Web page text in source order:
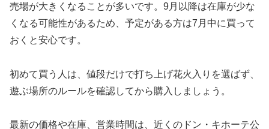
売場が大きくなることが多いです。9月以降は在庫が少な
くなる可能性があるため、予定がある方は7月中に買って
おくと安心です。
初めて買う人は、値段だけで打ち上げ花火入りを選ばず、
遊ぶ場所のルールを確認してから購入しましょう。
最新の価格や在庫、営業時間は、近くのドン・キホーテ公